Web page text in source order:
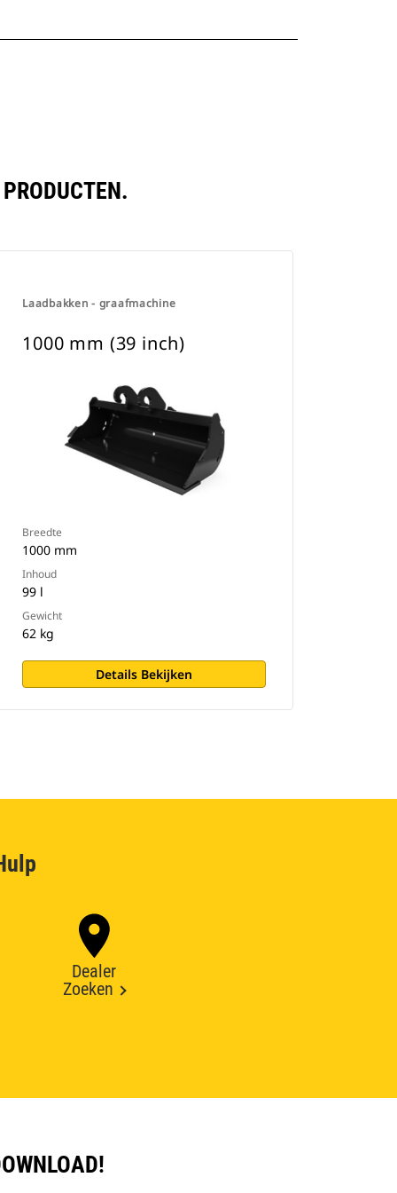
Laadbakken - graafmachine
1000 mm (39 inch)
Breedte
1000 mm
Inhoud
99 l
Gewicht
62 kg
Details Bekijken
Dealer
Zoeken